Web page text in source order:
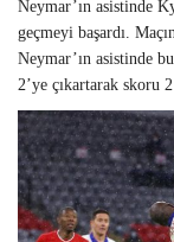
Neymar’ın asistinde
geçmeyi başardı.
Neymar’ın asistinde
2’ye çıkartarak skoru